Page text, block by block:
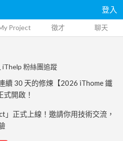
登入
Project 徵才 聊天
iThelp 粉絲團追蹤
續 30 天的修煉【2026 iThome 鐵
式開啟！
正式上線！邀請你用技術交流，